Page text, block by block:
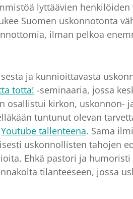
lyttäävien
Suomen uskonnotonta
ilman pelkoa
ja kunnioittavasta
totta! -seminaaria, jossa
osallistui kirkon,
tuntunut olevan
Youtube tallenteena. Sama
uskonnollisten tahojen
Ehkä pastori ja humoristi
tilanteeseen, jossa